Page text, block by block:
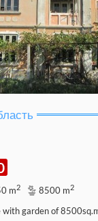
m2 8500 m2
with garden of